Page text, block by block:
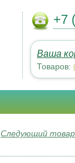
+7
Ваша
Товаров:
Следующий товар